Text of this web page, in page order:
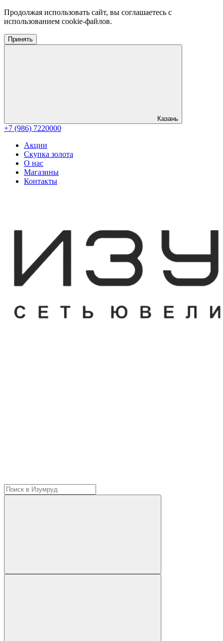
Продолжая использовать сайт, вы соглашаетесь с
использованием cookie-файлов.
Принять
Казань
+7 (986) 7220000
Акции
Скупка золота
О нас
Магазины
Контакты